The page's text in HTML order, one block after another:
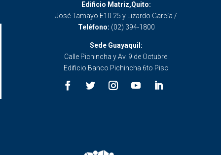
Edificio Matriz,Quito:
José Tamayo E10 25 y Lizardo García /
Teléfono: (02) 394-1800
Sede Guayaquil:
Calle Pichincha y Av. 9 de Octubre.
Edificio Banco Pichincha 6to Piso